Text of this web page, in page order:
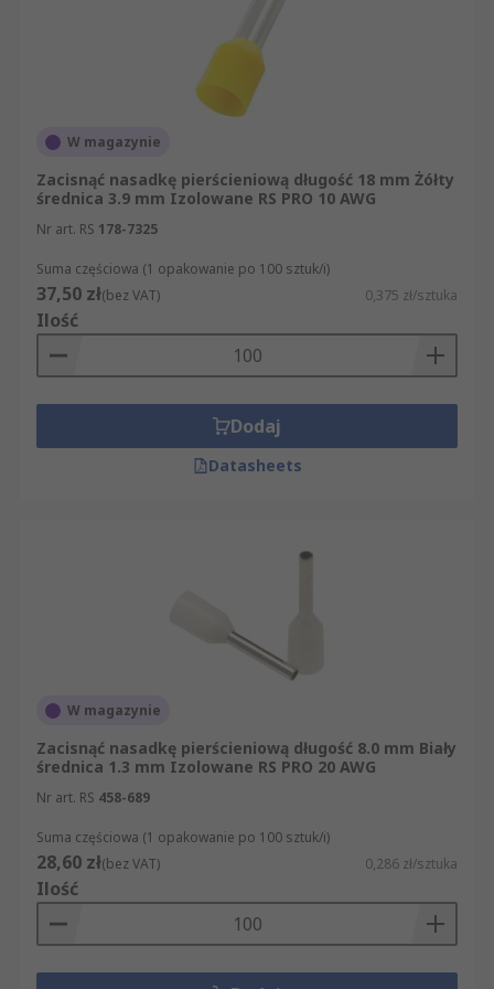
okablowania na pierwszy rzut oka.
Zastosowania końcówek kablowych
zaciskanych
Końcówki kablowe zaciskane są szeroko
stosowane w szafach sterowniczych, tablicach
rozdzielczych i wszelkiego rodzaju aparaturze
elektrycznej, gdzie liczne połączenia przewodów
wymagają niezawodności. Używa się ich m.in. w:
przemysłowych systemach automatyki
(podłączenia do styczników, przekaźników,
instalacjach elektrycznych budynków
(rozłączniki, wyłączniki nadprądowe i listwy
zaciskowe w rozdzielni),
zaciśniętymi tulejkami ułatwia montaż i
późniejszą obsługę serwisową).
Rodzaje i wybór końcówek
różnych długościach i średnicach, przeznaczone
do przewodów o przekrojach od ułamka
milimetra (np. 0,25 mm²) aż po kilkadziesiąt mm².
Sprzedajemy końcówki zarówno nieizolowane
(gołe tuleje metalowe), jak i izolowane –
wyposażone w kołnierz z tworzywa (ułatwia
wprowadzanie przewodu i zapobiega korozji
W magazynie
Zacisnąć nasadkę pierścieniową długość 18 mm Żółty
średnica 3.9 mm Izolowane RS PRO 10 AWG
Nr art. RS 178-7325
Suma częściowa (1 opakowanie po 100 sztuk/i)
37,50 zł(bez VAT) 0,375 zł/sztuka
Ilość
Dodaj
Datasheets
W magazynie
Zacisnąć nasadkę pierścieniową długość 8.0 mm Biały
średnica 1.3 mm Izolowane RS PRO 20 AWG
Nr art. RS 458-689
Suma częściowa (1 opakowanie po 100 sztuk/i)
28,60 zł(bez VAT) 0,286 zł/sztuka
Ilość